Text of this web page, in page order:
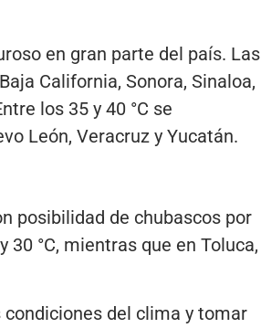
en gran parte del país. Las
California, Sonora, Sinaloa,
los 35 y 40 °C se
León, Veracruz y Yucatán.
posibilidad de chubascos por
°C, mientras que en Toluca,
del clima y tomar